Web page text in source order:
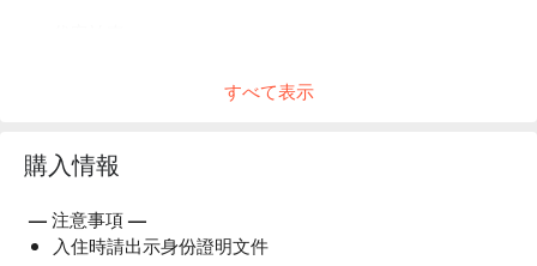
すべて表示
購入情報
— 注意事項 —
入住時請出示身份證明文件